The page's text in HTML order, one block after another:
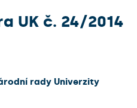
UK č. 24/2014
rady Univerzity